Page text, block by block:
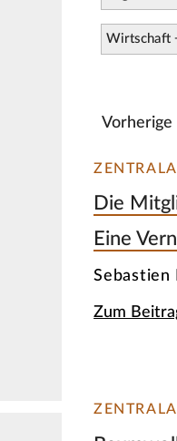
Wirtschaft
Vorherige
Die
Eine
Sebastien
Zum